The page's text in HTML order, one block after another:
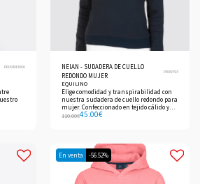
PR09843006
NEIAN - SUDADERA DE CUELLO
REDONDO MUJER
PR09793
EQUILINO
Elige comodidad y transpirabilidad con
nuestra sudadera de cuello redondo para
mujer. Confeccionado en tejido cálido y
transpirable, garantiza comodidad
110.00€45.00€
En venta -56.52%